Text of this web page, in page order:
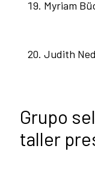
Myriam
Judith
Grupo
taller